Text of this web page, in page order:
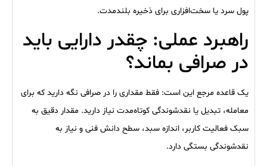
پول سرد یا سخت‌افزاری برای ذخیره بلندمدت.
راهبرد عملی: چقدر دارایی باید
در صرافی بماند؟
یک قاعده مرجع این است: فقط مقداری را در صرافی نگه دارید که برای
معامله، تبدیل یا نقدشوندگی کوتاه‌مدت نیاز دارید. مقدار دقیق به
سبک فعالیت کاربر، اندازه سبد، سطح دانش فنی و نیاز به
نقدشوندگی بستگی دارد.